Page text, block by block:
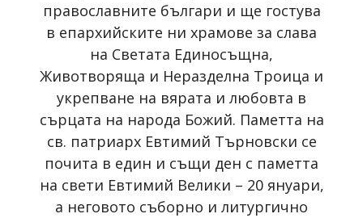
православните българи и ще гостува
в епархийските ни храмове за слава
на Светата Единосъщна,
Животворяща и Неразделна Троица и
укрепване на вярата и любовта в
сърцата на народа Божий. Паметта на
св. патриарх Евтимий Търновски се
почита в един и същи ден с паметта
на свети Евтимий Велики – 20 януари,
а неговото съборно и литургично